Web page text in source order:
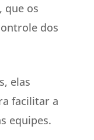
que os
dos
elas
facilitar a
equipes.